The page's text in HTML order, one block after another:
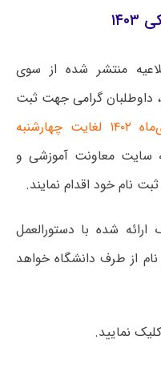
منتشر شده از سوی
داوطلبان گرامی جهت ثبت
از روز شنبه دوم دی‌ماه ۱۴۰۲ لغایت چهارشنبه
سایت معاونت آموزشی و
نام خود اقدام نمایند.
شده با دستورالعمل
از طرف دانشگاه خواهد
کلیک نمایید.